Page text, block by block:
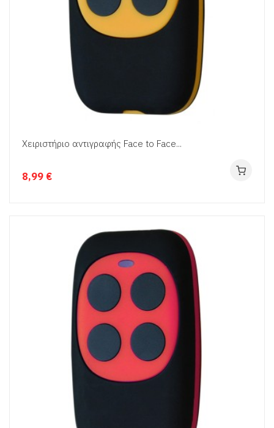
Χειριστήριο αντιγραφής Face to Face...
8,99 €